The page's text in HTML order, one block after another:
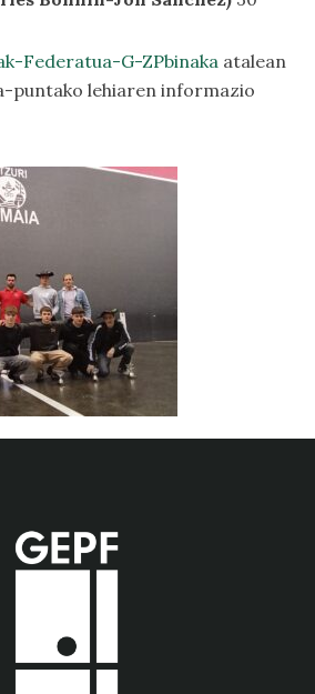
Federatua-G-ZPbinaka atalean
puntako lehiaren informazio